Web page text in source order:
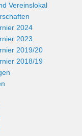
Vereinslokal
2024
2023
2019/20
2018/19